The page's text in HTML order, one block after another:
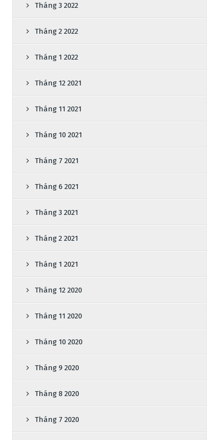
Tháng 3 2022
Tháng 2 2022
Tháng 1 2022
Tháng 12 2021
Tháng 11 2021
Tháng 10 2021
Tháng 7 2021
Tháng 6 2021
Tháng 3 2021
Tháng 2 2021
Tháng 1 2021
Tháng 12 2020
Tháng 11 2020
Tháng 10 2020
Tháng 9 2020
Tháng 8 2020
Tháng 7 2020